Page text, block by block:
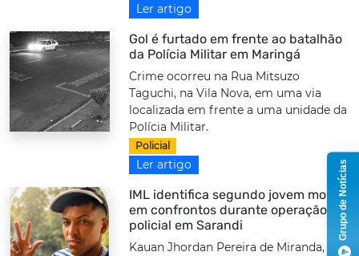
Ler artigo
Gol é furtado em frente ao batalhão
da Polícia Militar em Maringá
Crime ocorreu na Rua Mitsuzo
Taguchi, na Vila Nova, em uma via
localizada em frente a uma unidade da
Polícia Militar.
Policial
Ler artigo
IML identifica segundo jovem morto
em confrontos durante operação
policial em Sarandi
Kauan Jhordan Pereira de Miranda, de
Grupo de Notícias